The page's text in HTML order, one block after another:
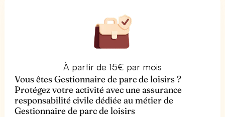
À partir de 15€ par mois
Vous êtes Gestionnaire de parc de loisirs ?
Protégez votre activité avec une assurance
responsabilité civile dédiée au métier de
Gestionnaire de parc de loisirs